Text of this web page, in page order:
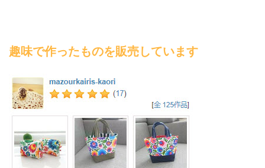
趣味で作ったものを販売しています